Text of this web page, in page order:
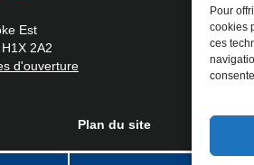
Pour
cookies
ces
Est
2A2
d'ouverture
Plan du site